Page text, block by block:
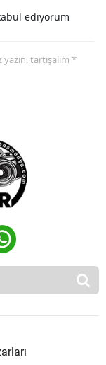
ediyorum
tartışalım *